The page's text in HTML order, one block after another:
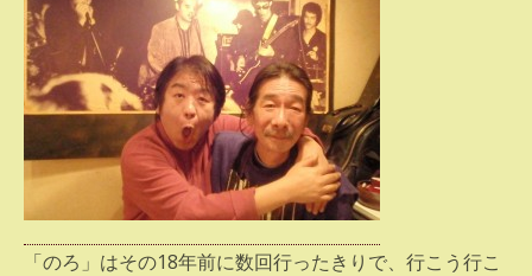
「のろ」はその18年前に数回行ったきりで、行こう行こ